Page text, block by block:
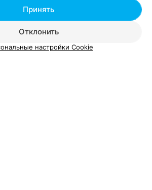
Отклонить
Принять
настройки Cookie